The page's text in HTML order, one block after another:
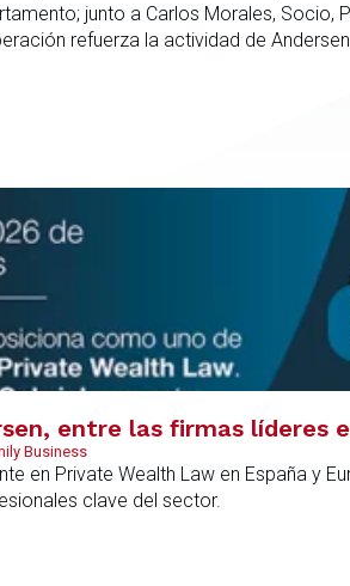
junto a Carlos Morales, Socio,
refuerza la actividad de
entre las firmas líderes
Business
en Private Wealth Law en España y
clave del sector.